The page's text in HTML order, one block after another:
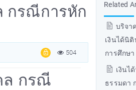
Related
บริจา
เงินได้นิ
การศึกษา
เงินไ
ธรรมดา
กรณีการหัก
504
ล กรณี